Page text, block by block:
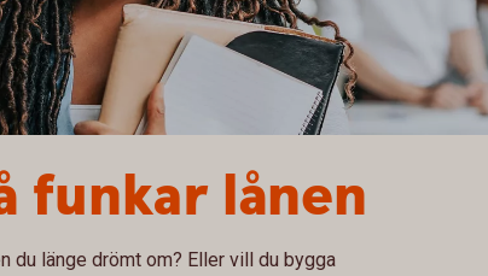
funkar lånen
du länge drömt om? Eller vill du bygga